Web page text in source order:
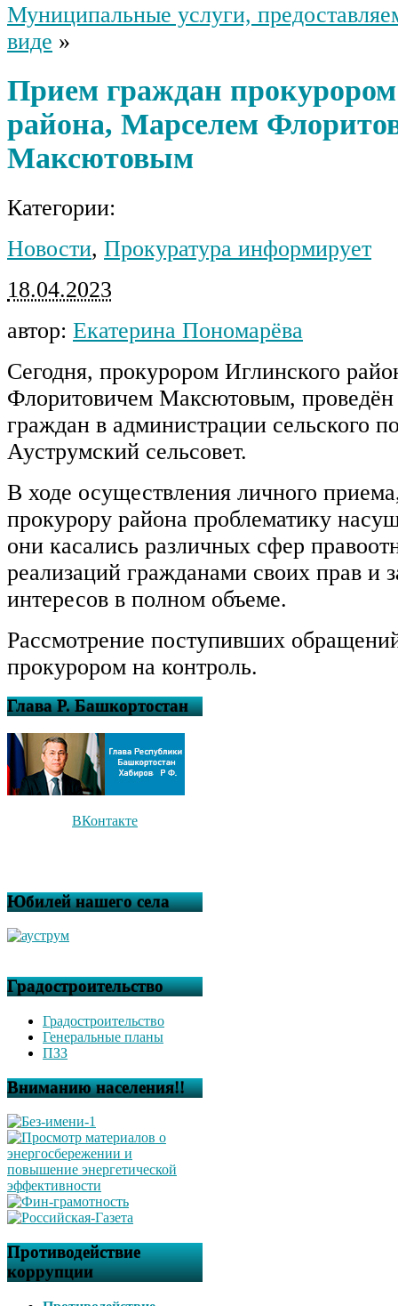
Муниципальные услуги,
виде »
Прием граждан
района, Марселем
Максютовым
Категории:
Новости, Прокуратура информирует
18.04.2023
автор: Екатерина Пономарёва
Сегодня, прокурором Иглинского
Флоритовичем Максютовым,
граждан в администрации сельского
Ауструмский сельсовет.
В ходе осуществления личного
прокурору района проблематику
они касались различных сфер
реализаций гражданами своих прав и
интересов в полном объеме.
Рассмотрение поступивших
прокурором на контроль.
Глава Р. Башкортостан
ВКонтакте
Юбилей нашего села
Градостроительство
Градостроительство
Генеральные планы
ПЗЗ
Вниманию населения!!
Противодействие
коррупции